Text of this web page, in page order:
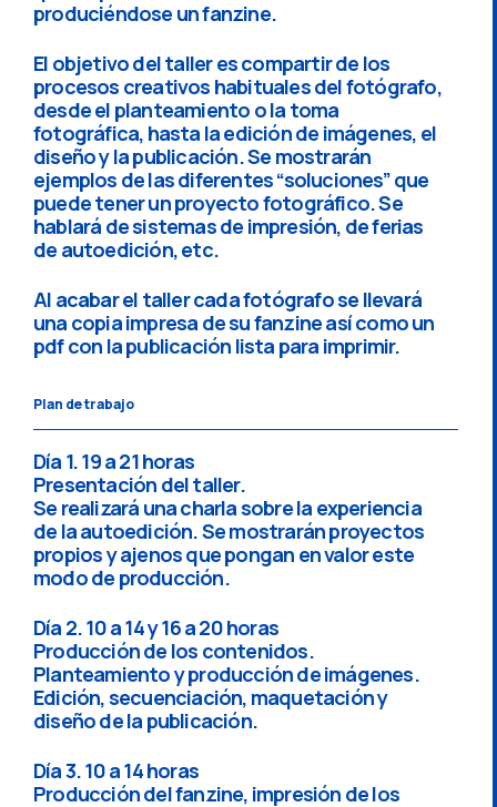
produciéndose un fanzine.
El objetivo del taller es compartir de los
procesos creativos habituales del fotógrafo,
desde el planteamiento o la toma
fotográfica, hasta la edición de imágenes, el
diseño y la publicación. Se mostrarán
ejemplos de las diferentes “soluciones” que
puede tener un proyecto fotográfico. Se
hablará de sistemas de impresión, de ferias
de autoedición, etc.
Al acabar el taller cada fotógrafo se llevará
una copia impresa de su fanzine así como un
pdf con la publicación lista para imprimir.
Plan de trabajo
Día 1. 19 a 21 horas
Presentación del taller.
Se realizará una charla sobre la experiencia
de la autoedición. Se mostrarán proyectos
propios y ajenos que pongan en valor este
modo de producción.
Día 2. 10 a 14 y 16 a 20 horas
Producción de los contenidos.
Planteamiento y producción de imágenes.
Edición, secuenciación, maquetación y
diseño de la publicación.
Día 3. 10 a 14 horas
Producción del fanzine, impresión de los